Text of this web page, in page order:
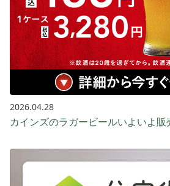
2026.04.28
カインズのラガービールいよいよ